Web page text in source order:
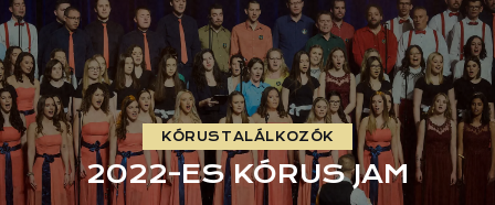
KÓRUSTALÁLKOZÓK
2022-ES KÓRUS JAM